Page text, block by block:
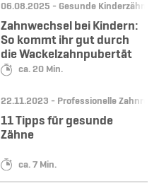
Datum:
06.08.2025 - Kategorie:
Gesunde Kinderzähne
Lesedauer:
ca. 20 Min.
Zahnwechsel bei Kindern:
So kommt ihr gut durch
die Wackelzahnpubertät
Datum:
22.11.2023 - Kategorie:
Professionelle
Lesedauer:
ca. 7 Min.
11 Tipps für gesunde
Zähne